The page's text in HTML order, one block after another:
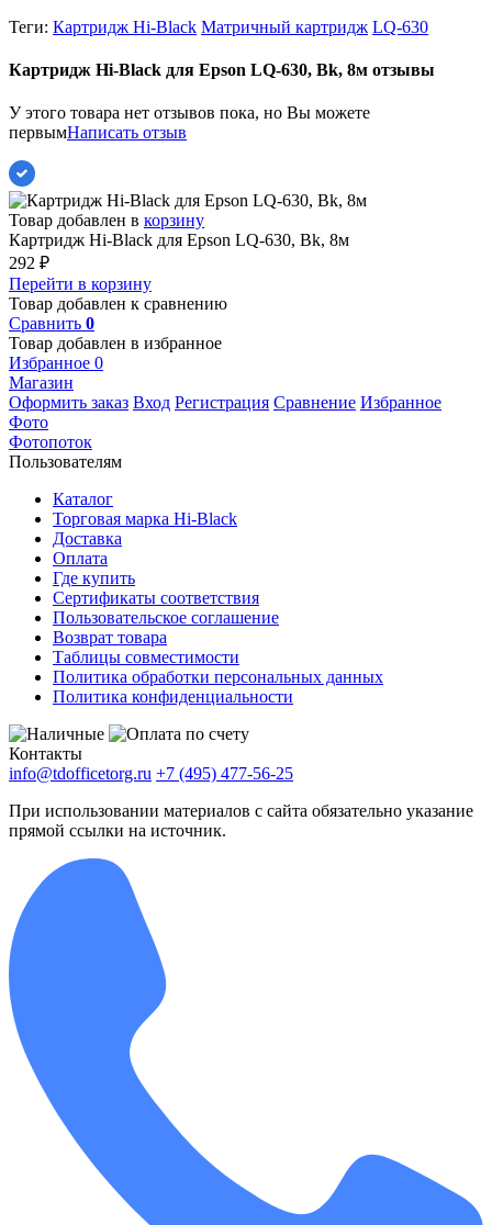
Теги: Картридж Hi-Black Матричный картридж LQ-630
Картридж Hi-Black для Epson LQ-630, Bk, 8м отзывы
У этого товара нет отзывов пока, но Вы можете
первымНаписать отзыв
Товар добавлен в корзину
Картридж Hi-Black для Epson LQ-630, Bk, 8м
292 ₽
Перейти в корзину
Товар добавлен к сравнению
Сравнить 0
Товар добавлен в избранное
Избранное 0
Магазин
Оформить заказ Вход Регистрация Сравнение Избранное
Фото
Фотопоток
Пользователям
Каталог
Торговая марка Hi-Black
Доставка
Оплата
Где купить
Сертификаты соответствия
Пользовательское соглашение
Возврат товара
Таблицы совместимости
Политика обработки персональных данных
Политика конфиденциальности
Контакты
info@tdofficetorg.ru +7 (495) 477-56-25
При использовании материалов с сайта обязательно указание
прямой ссылки на источник.